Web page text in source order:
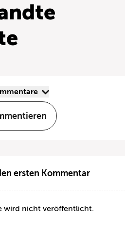
ersten Kommentar
wird nicht veröffentlicht.